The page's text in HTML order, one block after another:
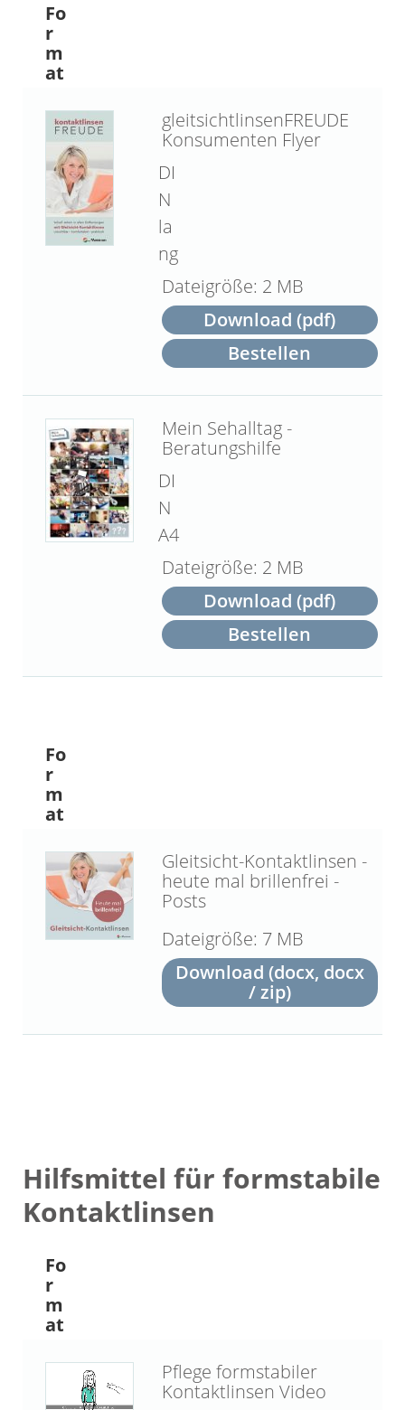
Fo
r
m
at
gleitsichtlinsenFREUDE
Konsumenten Flyer
DI
N
la
ng
2 MB
Download (pdf)
Bestellen
Mein Sehalltag -
Beratungshilfe
DI
N
A4
2 MB
Download (pdf)
Bestellen
Fo
r
m
at
Gleitsicht-Kontaktlinsen -
heute mal brillenfrei -
Posts
7 MB
Download (docx, docx
/ zip)
Hilfsmittel für formstabile
Kontaktlinsen
Fo
r
m
at
Pflege formstabiler
Kontaktlinsen Video